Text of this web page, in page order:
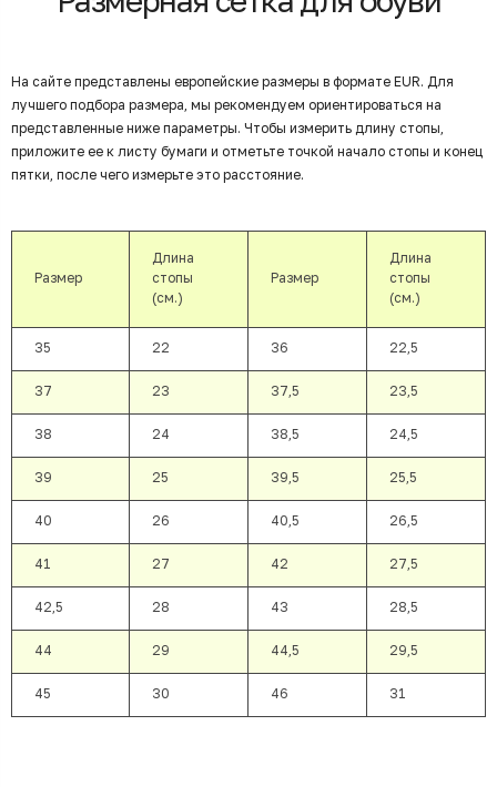
На сайте представлены европейские размеры в формате EUR. Для
лучшего подбора размера, мы рекомендуем ориентироваться на
представленные ниже параметры. Чтобы измерить длину стопы,
приложите ее к листу бумаги и отметьте точкой начало стопы и конец
пятки, после чего измерьте это расстояние.
Размер
Длина
стопы
(см.)
Размер
Длина
стопы
(см.)
35 22 36 22,5
37 23 37,5 23,5
38 24 38,5 24,5
39 25 39,5 25,5
40 26 40,5 26,5
41 27 42 27,5
42,5 28 43 28,5
44 29 44,5 29,5
45 30 46 31